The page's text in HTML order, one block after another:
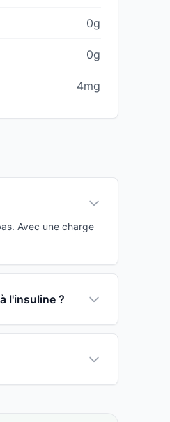
0g
0g
4mg
Avec une charge
l'insuline ?